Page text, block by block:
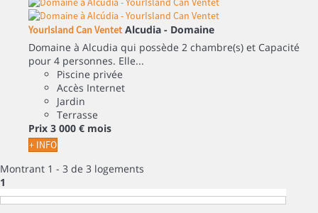
YourIsland Can Ventet Alcudia - Domaine
Domaine à Alcudia qui possède 2 chambre(s) et Capacité
pour 4 personnes. Elle...
Piscine privée
Accès Internet
Jardin
Terrasse
Prix 3 000 € mois
+ INFO
Montrant 1 - 3 de 3 logements
1